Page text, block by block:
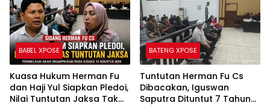
BABEL XPOSE
Kuasa Hukum Herman Fu
dan Haji Yul Siapkan Pledoi,
Nilai Tuntutan Jaksa Tak
BATENG XPOSE
Tuntutan Herman Fu Cs
Dibacakan, Iguswan
Saputra Dituntut 7 Tahun